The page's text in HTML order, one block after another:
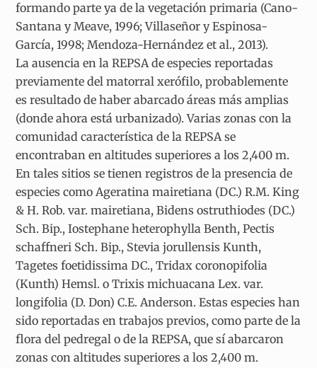
formando parte ya de la vegetación primaria (Cano-
Santana y Meave, 1996; Villaseñor y Espinosa-
García, 1998; Mendoza-Hernández et al., 2013).
La ausencia en la REPSA de especies reportadas
previamente del matorral xerófilo, probablemente
es resultado de haber abarcado áreas más amplias
(donde ahora está urbanizado). Varias zonas con la
comunidad característica de la REPSA se
encontraban en altitudes superiores a los 2,400 m.
En tales sitios se tienen registros de la presencia de
especies como Ageratina mairetiana (DC.) R.M. King
& H. Rob. var. mairetiana, Bidens ostruthiodes (DC.)
Sch. Bip., Iostephane heterophylla Benth, Pectis
schaffneri Sch. Bip., Stevia jorullensis Kunth,
Tagetes foetidissima DC., Tridax coronopifolia
(Kunth) Hemsl. o Trixis michuacana Lex. var.
longifolia (D. Don) C.E. Anderson. Estas especies han
sido reportadas en trabajos previos, como parte de la
flora del pedregal o de la REPSA, que sí abarcaron
zonas con altitudes superiores a los 2,400 m.